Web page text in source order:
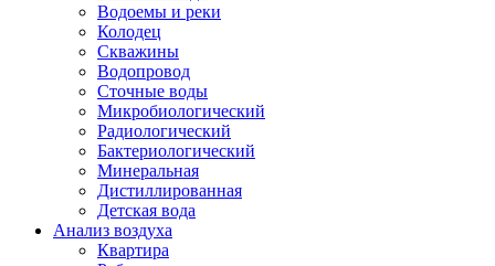
Водоемы и реки
Колодец
Скважины
Водопровод
Сточные воды
Микробиологический
Радиологический
Бактериологический
Минеральная
Дистиллированная
Детская вода
Анализ воздуха
Квартира